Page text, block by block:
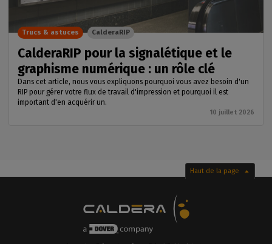
CalderaRIP pour la signalétique et le
graphisme numérique : un rôle clé
Dans cet article, nous vous expliquons pourquoi vous avez besoin d'un
RIP pour gérer votre flux de travail d'impression et pourquoi il est
important d'en acquérir un.
10 juillet 2026
Trucs & astuces CalderaRIP
Haut de la page